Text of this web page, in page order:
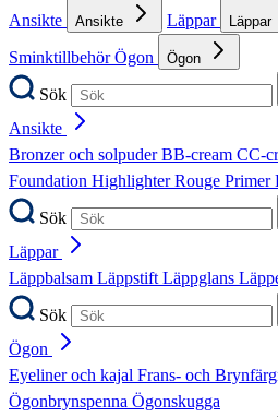
Ansikte
Ansikte Läppar Läppar
SminktillbehörÖgon Ögon
Sök
Ansikte
Bronzer och solpuderBB-cream CC-
Foundation HighlighterRouge Primer
Sök
Läppar
Läppbalsam LäppstiftLäppglans
Sök
Ögon
Eyeliner och kajal Frans- och
Ögonbrynspenna Ögonskugga